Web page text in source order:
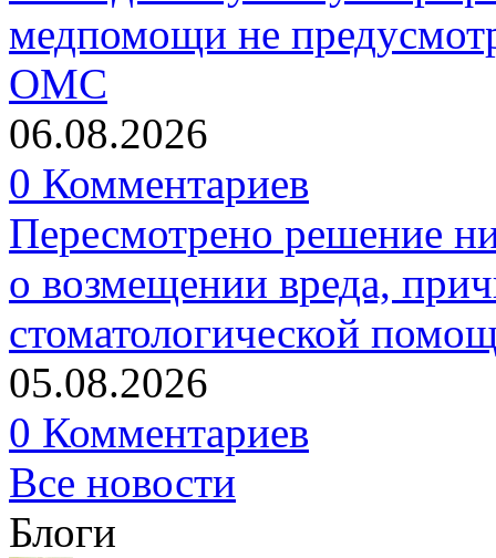
медпомощи не
ОМС
06.08.2026
0 Комментариев
Пересмотрено решение
о возмещении вреда,
стоматологической
05.08.2026
0 Комментариев
Все новости
Блоги